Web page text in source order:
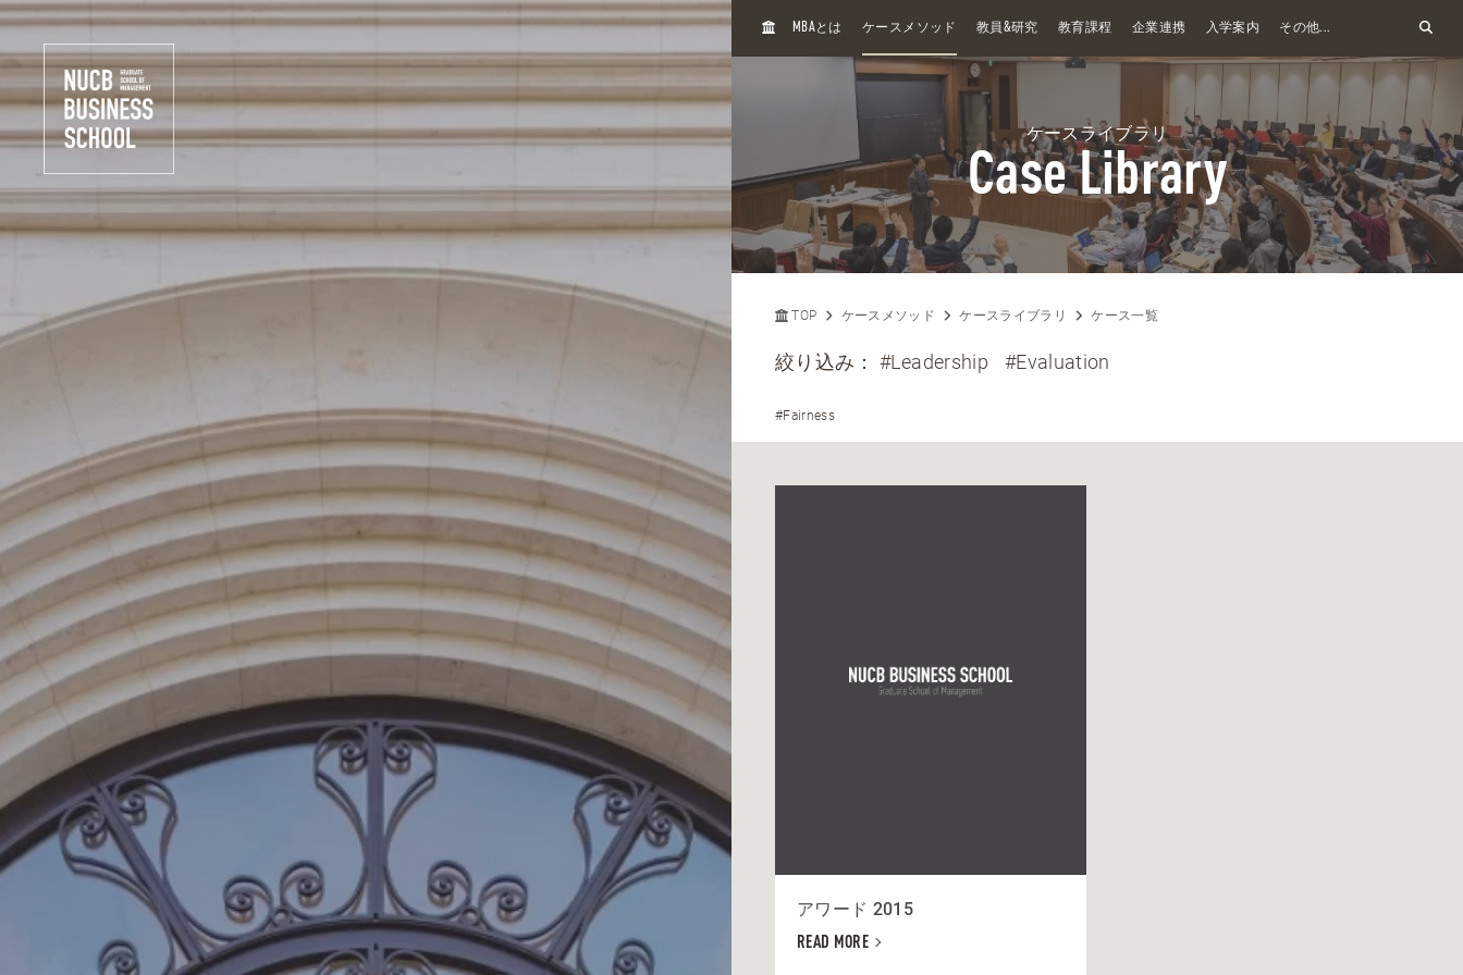
H
MBAとは ケースメソッド 教員&研究 教育課程 企業連携 入学案内 その他...
ケースライブラリ
Case Library
TOP ケースメソッド ケースライブラリ ケース一覧
絞り込み：#Leadership #Evaluation
#Fairness
アワード 2015
READ MORE